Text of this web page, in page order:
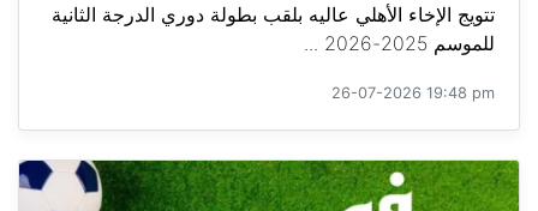
تتويج الإخاء الأهلي عاليه بلقب بطولة دوري الدرجة الثانية
للموسم 2025-2026 ...
26-07-2026 19:48 pm